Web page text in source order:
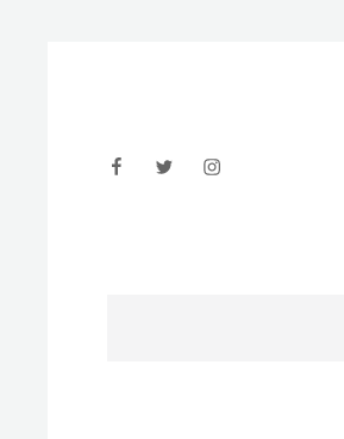
FacebookTwitterInstagram